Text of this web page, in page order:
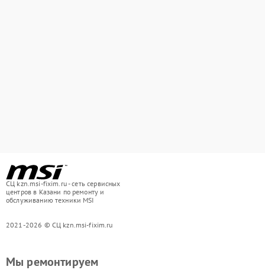
СЦ kzn.msi-fixim.ru - сеть сервисных
центров в Казани по ремонту и
обслуживанию техники MSI
2021-2026 © СЦ kzn.msi-fixim.ru
Мы ремонтируем